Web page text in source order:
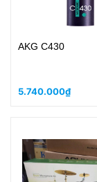
AKG C430
5.740.000₫